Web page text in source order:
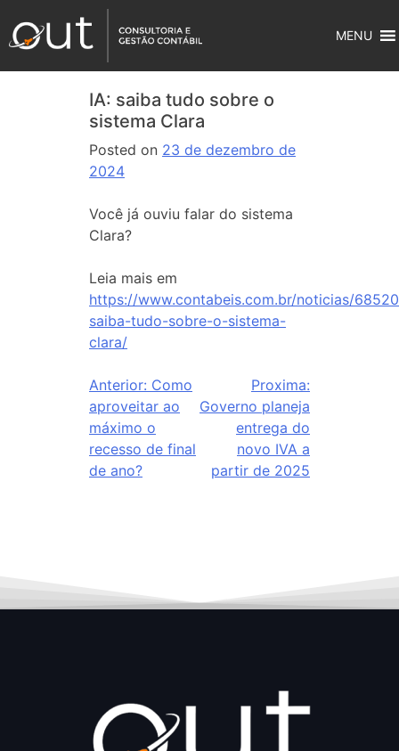
MENU
IA: saiba tudo sobre o
sistema Clara
Posted on 23 de dezembro de
2024
Você já ouviu falar do sistema
Clara?
Leia mais em
https://www.contabeis.com.br/noticias/
saiba-tudo-sobre-o-sistema-
clara/
Anterior: Como
aproveitar ao
máximo o
recesso de final
de ano?
Proxima:
Governo planeja
entrega do
novo IVA a
partir de 2025